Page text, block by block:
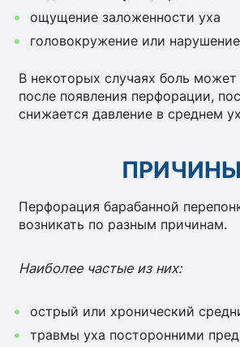
ощущение заложенности уха
головокружение или
В некоторых случаях боль
после появления перфорации,
снижается давление в среднем
ПРИЧИНЫ
Перфорация барабанной
возникать по разным причинам.
Наиболее частые из них:
острый или хронический
травмы уха посторонними